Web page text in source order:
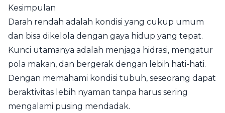
Kesimpulan
Darah rendah adalah kondisi yang cukup umum
dan bisa dikelola dengan gaya hidup yang tepat.
Kunci utamanya adalah menjaga hidrasi, mengatur
pola makan, dan bergerak dengan lebih hati-hati.
Dengan memahami kondisi tubuh, seseorang dapat
beraktivitas lebih nyaman tanpa harus sering
mengalami pusing mendadak.